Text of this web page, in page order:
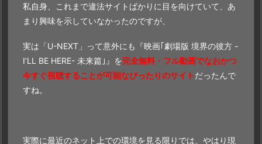
私自身、これまで違法サイトばかりに目を向けていて、あ
まり興味を示していなかったのですが、
実は「U-NEXT」って意外にも『映画｢劇場版 境界の彼方 -
I’LL BE HERE- 未来篇｣』を完全無料・フル動画でなおかつ
今すぐ視聴することが可能なぴったりのサイト だったんで
すね。
実際に最近のネット上での環境を見る限りでは、やはり現